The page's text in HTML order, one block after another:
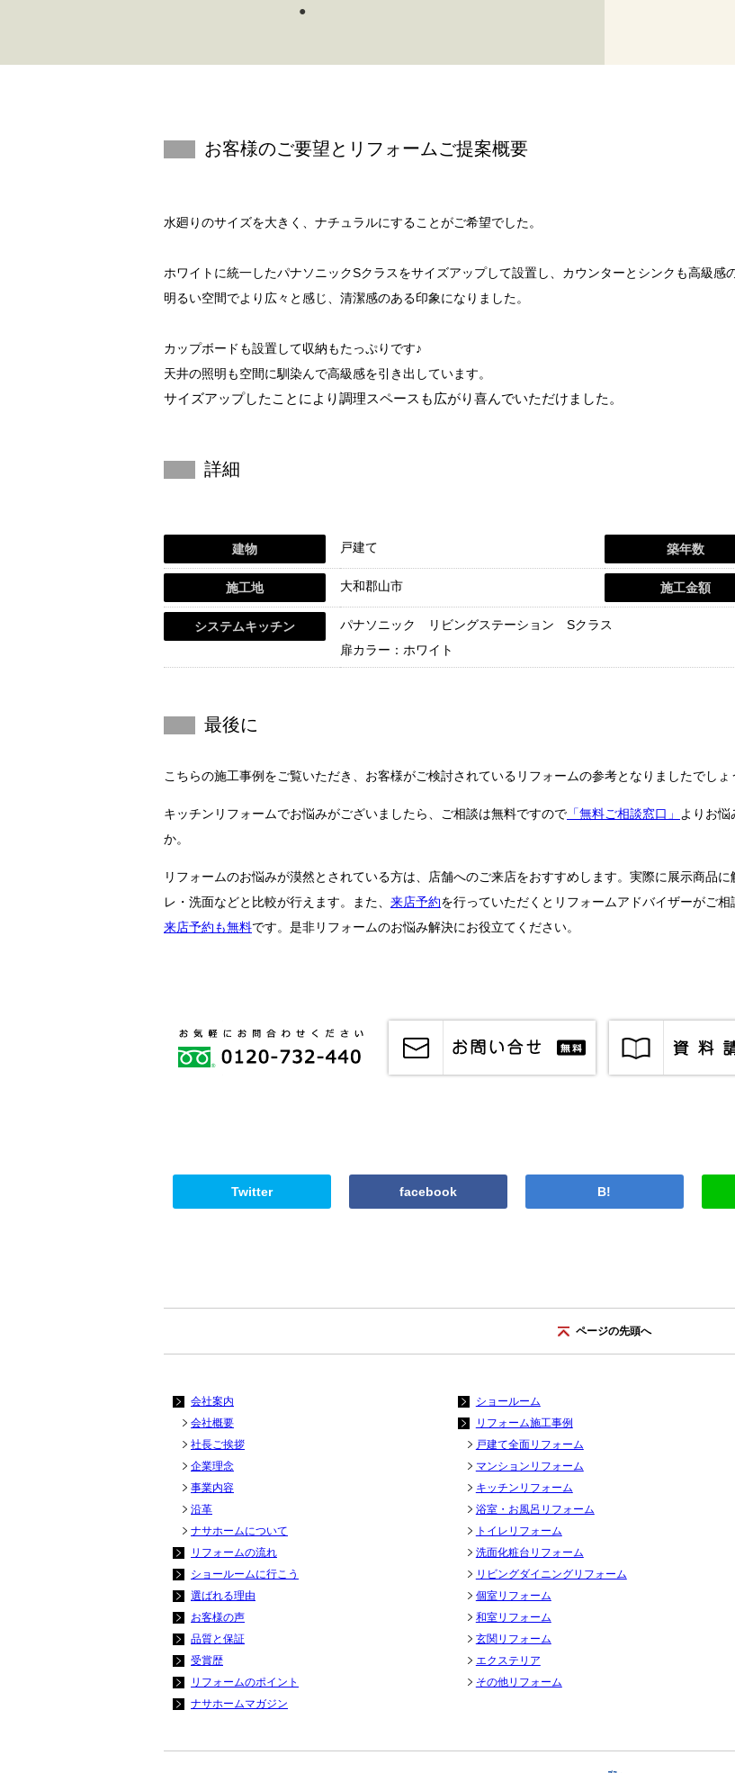
お客様のご要望と リフォームご提案概要
水廻りのサイズを大きく、ナチュラルにすることがご希望でした。
ホワイトに統一したパナソニックSクラスをサイズアップして設置し、カウンターとシンクも高級感
明るい空間でより広々と感じ、清潔感のある印象になりました。
カップボードも設置して収納もたっぷりです♪
天井の照明も空間に馴染んで高級感を引き出しています。
サイズアップしたことにより調理スペースも広がり喜んでいただけました。
詳細
建物 戸建て 築年数
施工地 大和郡山市 施工金額
システムキッチン
パナソニック リビングステーション Sクラス
扉カラー：ホワイト
最後に
こちらの施工事例をご覧いただき、お客様がご検討されているリフォームの参考となりましたでしょ
キッチンリフォームでお悩みがございましたら、ご相談は無料ですので 「無料ご相談窓口」
よりお
か。
リフォームのお悩みが漠然とされている方は、店舗へのご来店をおすすめします。実際に展示商品
レ・洗面などと比較が行えます。また、 来店予約を行っていただくとリフォームアドバイザーがご
来店予約も無料です。是非リフォームのお悩み解決にお役立てください。
Twitter facebook B!
ページの先頭へ
会社案内
会社概要
社長ご挨拶
企業理念
事業内容
沿革
ナサホームについて
リフォームの流れ
ショールームに行こう
選ばれる理由
お客様の声
品質と保証
受賞歴
リフォームのポイント
ナサホームマガジン
ショールーム
リフォーム施工事例
戸建て全面リフォーム
マンションリフォーム
キッチンリフォーム
浴室・お風呂リフォーム
トイレリフォーム
洗面化粧台リフォーム
リビングダイニングリフォーム
個室リフォーム
和室リフォーム
玄関リフォーム
エクステリア
その他リフォーム